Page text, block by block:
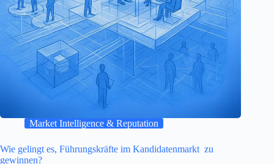
Market Intelligence & Reputation
Wie gelingt es, Führungskräfte im Kandidatenmarkt zu
gewinnen?